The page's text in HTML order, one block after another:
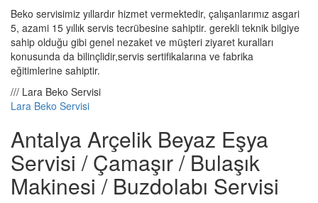
Beko servisimiz yıllardır hizmet vermektedir, çalışanlarımız asgari
5, azami 15 yıllık servis tecrübesine sahiptir. gerekli teknik bilgiye
sahip olduğu gibi genel nezaket ve müşteri ziyaret kuralları
konusunda da bilinçlidir,servis sertifikalarına ve fabrika
eğitimlerine sahiptir.
/// Lara Beko Servisi
Lara Beko Servisi
Antalya Arçelik Beyaz Eşya
Servisi / Çamaşır / Bulaşık
Makinesi / Buzdolabı Servisi